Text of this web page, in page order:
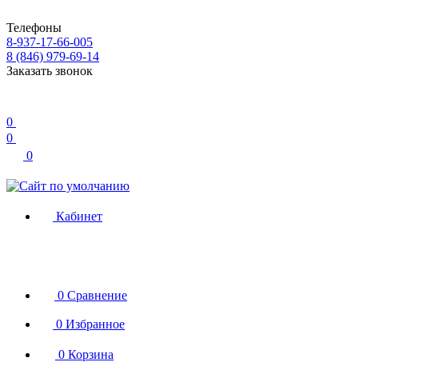
Телефоны
8-937-17-66-005
8 (846) 979-69-14
Заказать звонок
0
0
0
Кабинет
0 Сравнение
0 Избранное
0 Корзина